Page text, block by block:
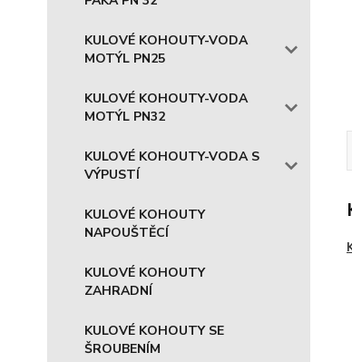
KULOVÉ KOHOUTY-VODA
MOTÝL PN25
KULOVÉ KOHOUTY-VODA
MOTÝL PN32
KULOVÉ KOHOUTY-VODA S
VÝPUSTÍ
KULOVÉ KOHOUTY
NAPOUŠTĚCÍ
KULOVÉ KOHOUTY
ZAHRADNÍ
KULOVÉ KOHOUTY SE
ŠROUBENÍM